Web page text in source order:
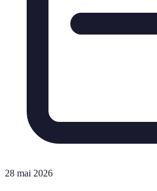
28 mai 2026